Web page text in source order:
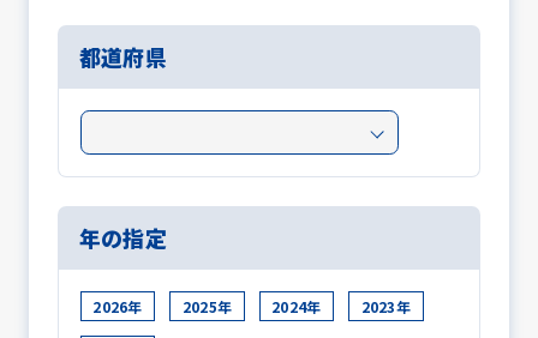
都道府県
年の指定
2026年 2025年 2024年 2023年